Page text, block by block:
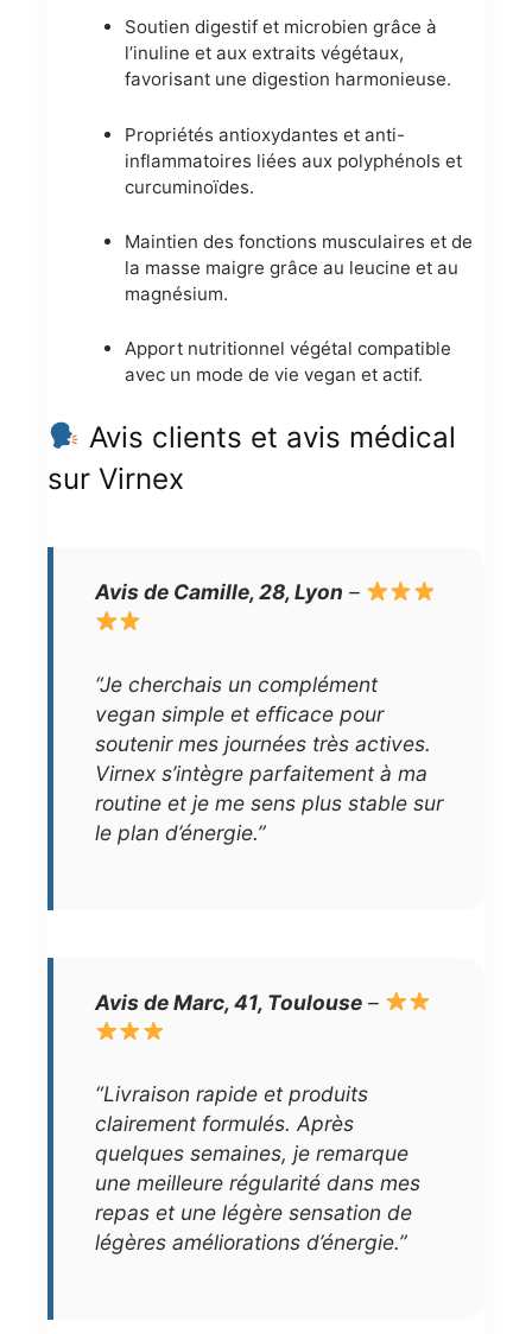
Soutien digestif et microbien grâce à
l’inuline et aux extraits végétaux,
favorisant une digestion harmonieuse.
Propriétés antioxydantes et anti-
inflammatoires liées aux polyphénols et
curcuminoïdes.
Maintien des fonctions musculaires et de
la masse maigre grâce au leucine et au
magnésium.
Apport nutritionnel végétal compatible
avec un mode de vie vegan et actif.
Avis clients et avis médical
sur Virnex
Avis de Camille, 28, Lyon –
“Je cherchais un complément
vegan simple et efficace pour
soutenir mes journées très actives.
Virnex s’intègre parfaitement à ma
routine et je me sens plus stable sur
le plan d’énergie.”
Avis de Marc, 41, Toulouse –
“Livraison rapide et produits
clairement formulés. Après
quelques semaines, je remarque
une meilleure régularité dans mes
repas et une légère sensation de
légères améliorations d’énergie.”